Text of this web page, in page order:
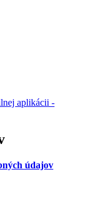
aplikácii -
údajov